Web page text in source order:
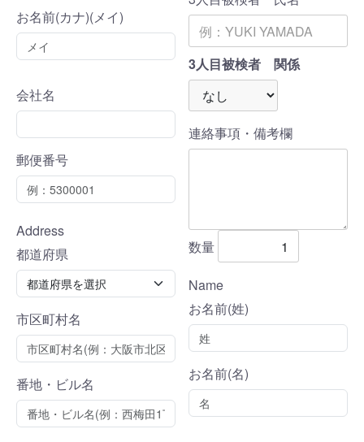
お名前(カナ)(メイ)
会社名
郵便番号
Address
都道府県
市区町村名
番地・ビル名
3人目被検者 関係
連絡事項・備考欄
数量
Name
お名前(姓)
お名前(名)